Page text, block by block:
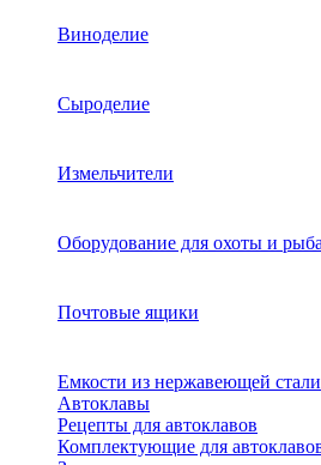
Виноделие
Сыроделие
Измельчители
Оборудование для охоты и
Почтовые ящики
Емкости из нержавеющей стали
Автоклавы
Рецепты для автоклавов
Комплектующие для